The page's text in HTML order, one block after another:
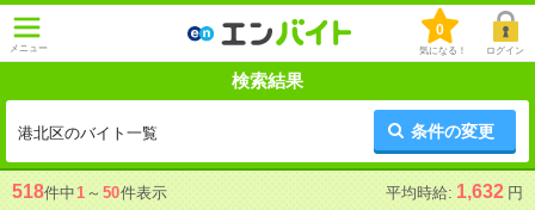
メニュー
0
気になる！ ログイン
検索結果
港北区のバイト一覧 条件の変更
518件中1 ～ 50件表示 平均時給: 1,632 円